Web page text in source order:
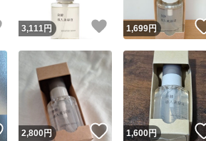
いいね！
3,111円 いいね！
1,699円
いいね！
2,800円 いいね！
1,600円